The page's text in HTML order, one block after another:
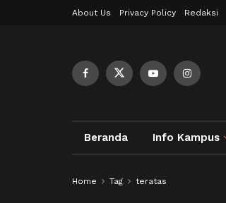
About Us Privacy Policy Redaksi
Beranda Info Kampus
Home Tag teratas